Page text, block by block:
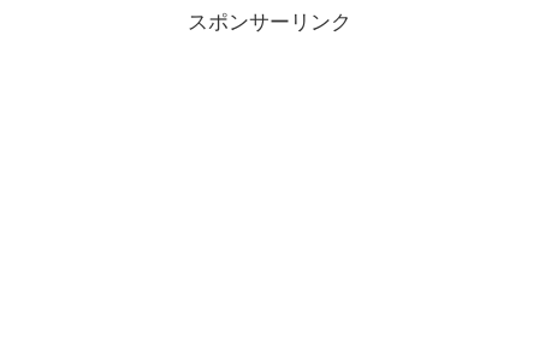
スポンサーリンク